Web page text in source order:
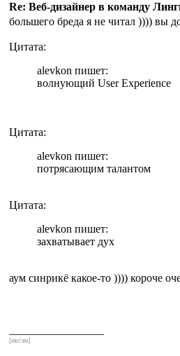
Re: Веб-дизайнер в команду
большего бреда я не читал )))) вы
Цитата:
alevkon пишет:
волнующий User Experience
Цитата:
alevkon пишет:
потрясающим талантом
Цитата:
alevkon пишет:
захватывает дух
аум синрикё какое-то )))) короче
[икс́эм]